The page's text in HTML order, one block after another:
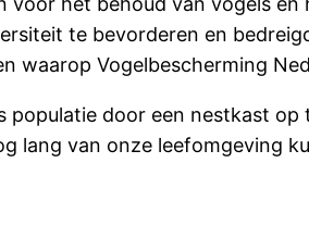
te bevorderen en
waarop Vogelbescherming
populatie door een nestkast
lang van onze leefomgeving